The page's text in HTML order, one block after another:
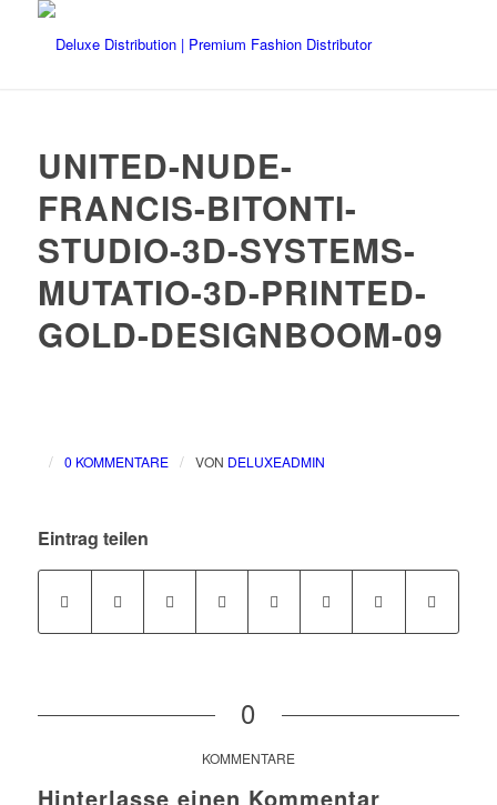
UNITED-NUDE-
FRANCIS-BITONTI-
STUDIO-3D-SYSTEMS-
MUTATIO-3D-PRINTED-
GOLD-DESIGNBOOM-09
/ 0 KOMMENTARE / VON DELUXEADMIN
Eintrag teilen
0
KOMMENTARE
Hinterlasse einen Kommentar